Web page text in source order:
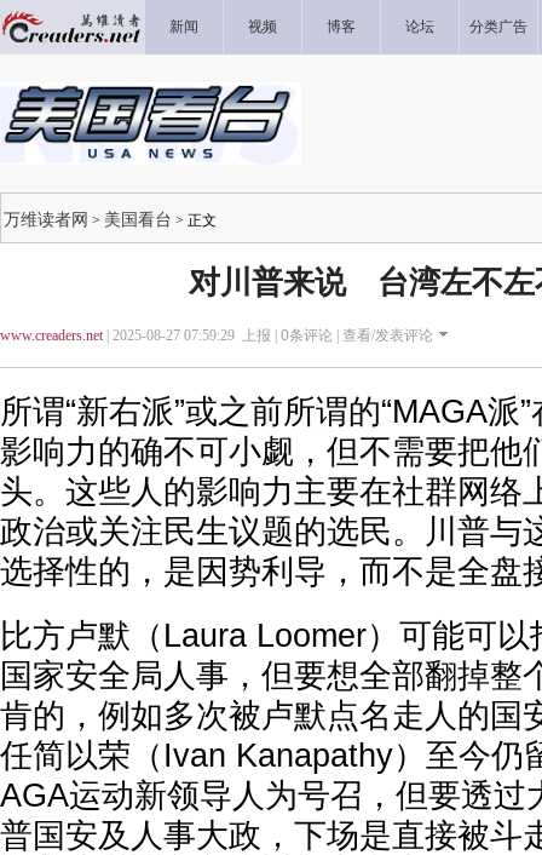
新闻 视频 博客 论坛 分类广告
万维读者网 > 美国看台 > 正文
对川普来说 台湾左不左
www.creaders.net| 2025-08-27 07:59:29 上报 | 0条评论 | 查看/发表评论
所谓“新右派”或之前所谓的“MAGA派
影响力的确不可小觑，但不需要把他
头。这些人的影响力主要在社群网络
政治或关注民生议题的选民。川普与
选择性的，是因势利导，而不是全盘
比方卢默（Laura Loomer）可能可
国家安全局人事，但要想全部翻掉整
肯的，例如多次被卢默点名走人的国
任简以荣（Ivan Kanapathy）至今仍
AGA运动新领导人为号召，但要透过
普国安及人事大政，下场是直接被斗